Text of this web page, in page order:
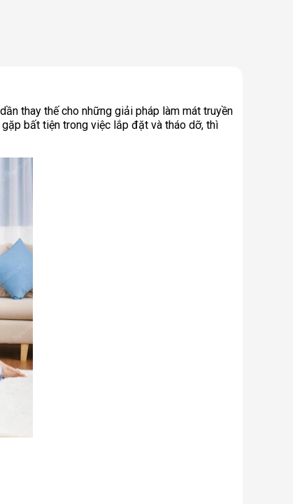
thay thế cho những giải pháp làm mát truyền
bất tiện trong việc lắp đặt và tháo dỡ, thì